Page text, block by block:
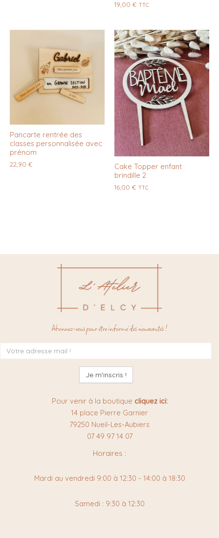
19,00 € TTC
Pancarte rentrée des
classes personnalisée avec
prénom
22,90 €
Cake Topper enfant
brindille 2
16,00 € TTC
Abonnez-vous pour être informé des nouveautés !
à
la
newsletter
:
Pour venir à la boutique cliquez ici:
14 place Pierre Garnier
79250 Nueil-Les-Aubiers
07 49 97 14 07
Horaires :
Mardi au vendredi 9:00 à 12:30 - 14:00 à 18:30
Samedi : 9:30 à 12:30